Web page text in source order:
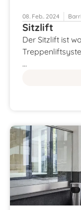
08. Feb.. 2024
Sitzlift
Der Sitzlift ist
…